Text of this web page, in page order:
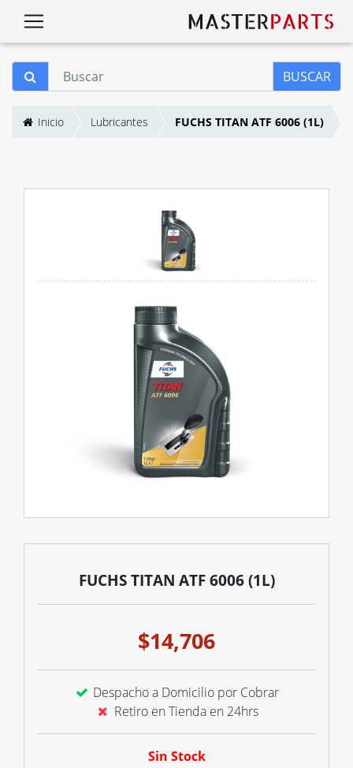
BUSCAR
Inicio Lubricantes FUCHS TITAN ATF 6006 (1L)
FUCHS TITAN ATF 6006 (1L)
$14,706
Despacho a Domicilio por Cobrar
Retiro en Tienda en 24hrs
Sin Stock